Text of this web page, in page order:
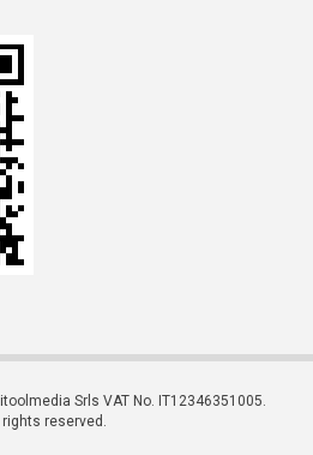
Srls VAT No. IT12346351005.
rights reserved.